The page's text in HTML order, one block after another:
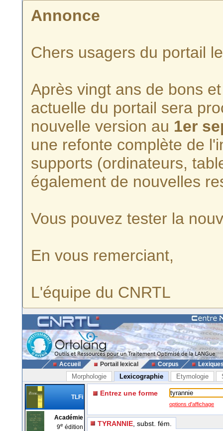
Annonce
Chers usagers du portail
Après vingt ans de bons
actuelle du portail sera
nouvelle version au 1er
une refonte complète de
supports (ordinateurs,
également de nouvelles
Vous pouvez tester la
En vous remerciant,
L'équipe du CNRTL
Accueil Portail lexical Corpus
Morphologie Lexicographie Etymologie
TLFi
Académie
9e édition
Entrez une forme
options d'affichage
TYRANNIE , subst. fém.